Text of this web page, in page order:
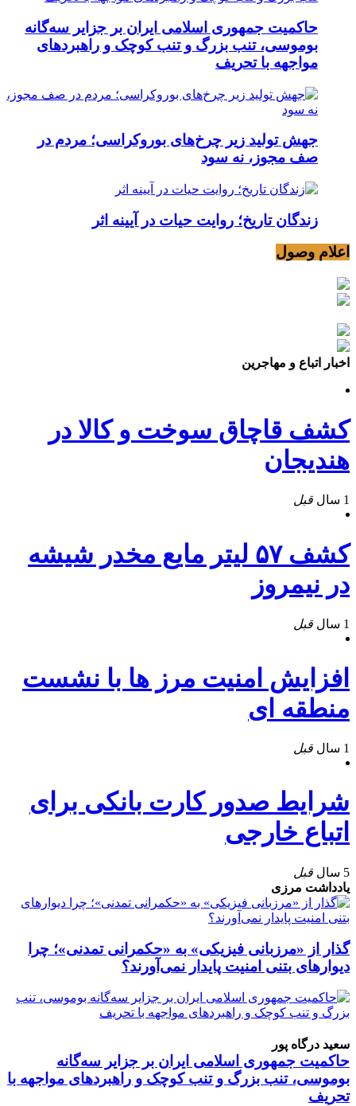
حاکمیت جمهوری اسلامی ایران بر جزایر سه‌گانه
بوموسی، تنب بزرگ و‌ تنب کوچک و راهبردهای
مواجهه با تحریف
جهش تولید زیر چرخ‌های بوروکراسی؛ مردم در
صف مجوز، نه سود
زندگان تاریخ؛ روایت حیات در آیینه اثر
اعلام وصول
اخبار اتباع و مهاجرین
کشف قاچاق سوخت و کالا در
هندیجان
1 سال قبل
کشف ۵۷ ليتر مايع مخدر شيشه
در نيمروز
1 سال قبل
افزایش امنیت مرز ها با نشست
منطقه ای
1 سال قبل
شرایط صدور کارت بانکی برای
اتباع خارجی
5 سال
قبل
یادداشت مرزی
گذار از «مرزبانی فیزیکی» به «حکمرانی تمدنی»؛ چرا
دیوارهای بتنی امنیت پایدار نمی‌آورند؟
سعید درگاه پور
حاکمیت جمهوری اسلامی ایران بر جزایر سه‌گانه
بوموسی، تنب بزرگ و‌ تنب کوچک و راهبردهای مواجهه با
تحریف